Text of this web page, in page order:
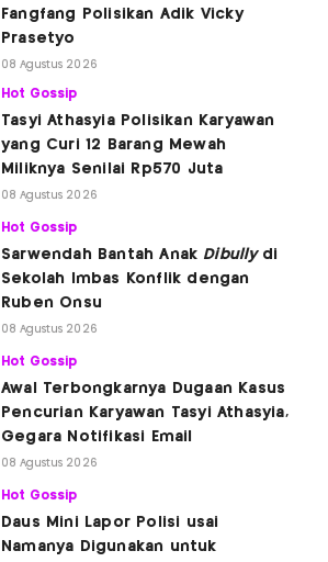
Fangfang Polisikan Adik Vicky
Prasetyo
08 Agustus 2026
Hot Gossip
Tasyi Athasyia Polisikan Karyawan
yang Curi 12 Barang Mewah
Miliknya Senilai Rp570 Juta
08 Agustus 2026
Hot Gossip
Sarwendah Bantah Anak Dibullydi
Sekolah Imbas Konflik dengan
Ruben Onsu
08 Agustus 2026
Hot Gossip
Awal Terbongkarnya Dugaan Kasus
Pencurian Karyawan Tasyi Athasyia,
Gegara Notifikasi Email
08 Agustus 2026
Hot Gossip
Daus Mini Lapor Polisi usai
Namanya Digunakan untuk